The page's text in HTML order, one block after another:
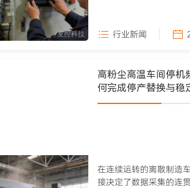
行业新闻
高粉尘高温车间停机
何完成停产替换与稳
在连续运转的离散制造
接决定了数据采集的连